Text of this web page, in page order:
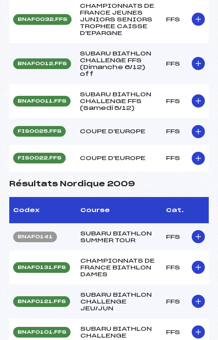
BNAF0032.FFS
CHAMPIONNATS DE
FRANCE JEUNES
JUNIORS SENIORS
TROPHEE CAISSE
D'EPARGNE
FFS
BNAF0012.FFS
SUBARU BIATHLON
CHALLENGE FFS
(Dimanche 6/12)
off
FFS
BNAF0011.FFS
SUBARU BIATHLON
CHALLENGE FFS
(Samedi 5/12)
FFS
FIS0025.FFS COUPE D'EUROPE FFS
FIS0022.FFS COUPE D'EUROPE FFS
Résultats Nordique 2009
Codex Course Cat.
BNAF0141
SUBARU BIATHLON
SUMMER TOUR
FFS
BNAF0131.FFS
CHAMPIONNATS DE
FRANCE BIATHLON
DAMES
FFS
BNAF0121.FFS
SUBARU BIATHLON
CHALLENGE
JEU/JUN
FFS
BNAF0101.FFS
SUBARU BIATHLON
CHALLENGE
FFS